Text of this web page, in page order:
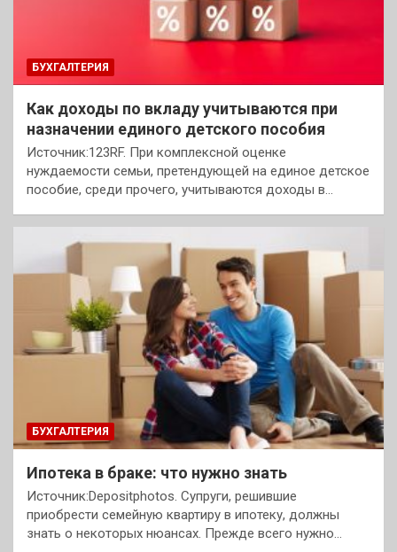
БУХГАЛТЕРИЯ
Как доходы по вкладу учитываются при
назначении единого детского пособия
Источник:123RF. При комплексной оценке
нуждаемости семьи, претендующей на единое детское
пособие, среди прочего, учитываются доходы в…
БУХГАЛТЕРИЯ
Ипотека в браке: что нужно знать
Источник:Depositphotos. Супруги, решившие
приобрести семейную квартиру в ипотеку, должны
знать о некоторых нюансах. Прежде всего нужно…